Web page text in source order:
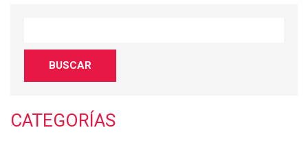
CATEGORÍAS